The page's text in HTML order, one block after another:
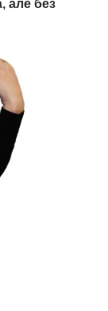
але без